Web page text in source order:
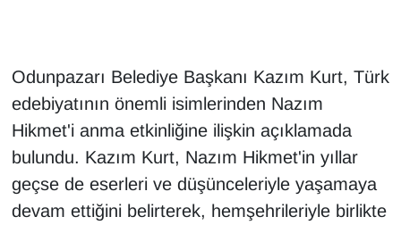
Odunpazarı Belediye Başkanı Kazım Kurt, Türk
edebiyatının önemli isimlerinden Nazım
Hikmet'i anma etkinliğine ilişkin açıklamada
bulundu. Kazım Kurt, Nazım Hikmet'in yıllar
geçse de eserleri ve düşünceleriyle yaşamaya
devam ettiğini belirterek, hemşehrileriyle birlikte